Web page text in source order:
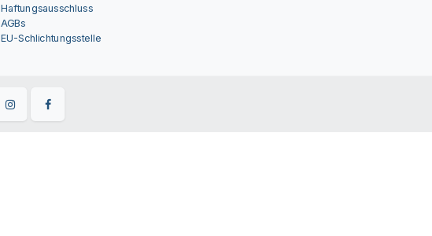
Haftungsausschluss
AGBs
EU-Schlichtungsstelle